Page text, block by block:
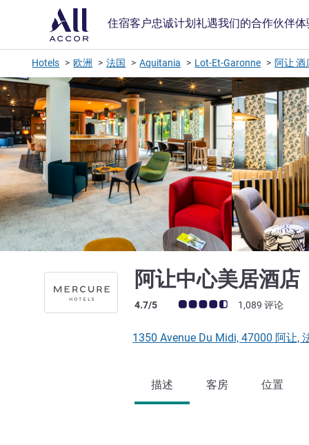
住宿客户忠诚计划礼遇我们的合作伙伴体
Hotels 欧洲 法国 Aquitania Lot-Et-Garonne 阿让 酒
阿让中心美居酒店
客户意见评级 (ALL 评级)
4.7/5 1,089 评论
1350 Avenue Du Midi, 47000 阿让,
描述 客房 位置